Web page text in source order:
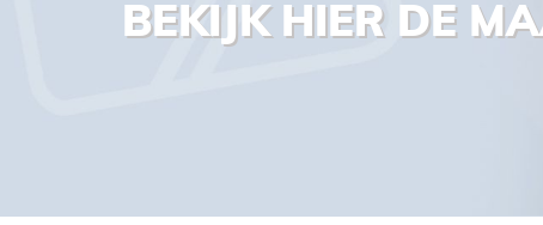
BEKIJK HIER DE